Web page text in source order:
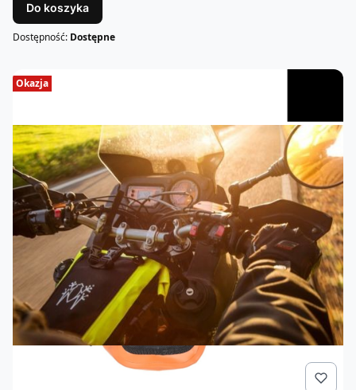
Do koszyka
Dostępność: Dostępne
Okazja